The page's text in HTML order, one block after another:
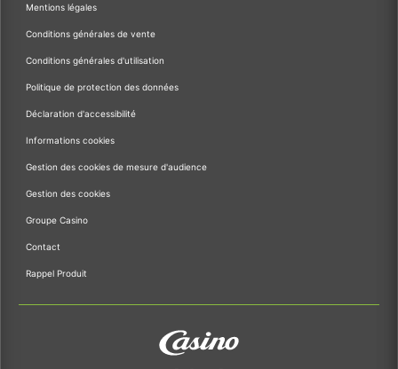
Mentions légales
Conditions générales de vente
Conditions générales d'utilisation
Politique de protection des données
Déclaration d'accessibilité
Informations cookies
Gestion des cookies de mesure d'audience
Gestion des cookies
Groupe Casino
Contact
Rappel Produit